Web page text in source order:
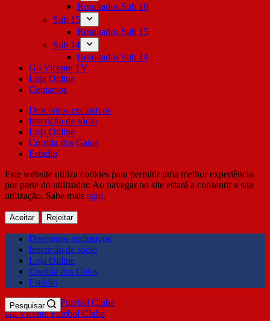
Resultados Sub 16
Sub 15
Resultados Sub 15
Sub 14
Resultados Sub 14
Gil Vicente TV
Loja Online
Contactos
Descontos exclusivos
Inscrição de sócio
Loja Online
Corrida dos Galos
Estádio
Este website utiliza cookies para permitir uma melhor experiência
por parte do utilizador. Ao navegar no site estará a consentir a sua
utilização. Sabe mais aqui.
Aceitar Rejeitar
Descontos exclusivos
Inscrição de sócio
Loja Online
Corrida dos Galos
Estádio
Gil Vicente Futebol Clube
Pesquisar